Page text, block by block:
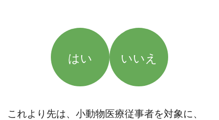
はい いいえ
これより先は、小動物医療従事者を対象に、